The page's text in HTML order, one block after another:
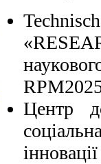
Центр